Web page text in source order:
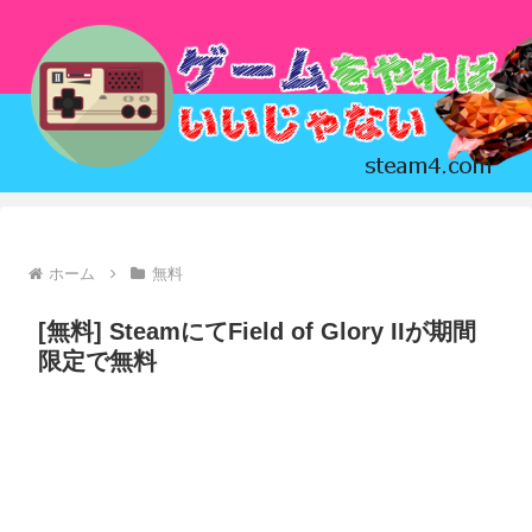
ホーム 無料
[無料] SteamにてField of Glory IIが期間
限定で無料